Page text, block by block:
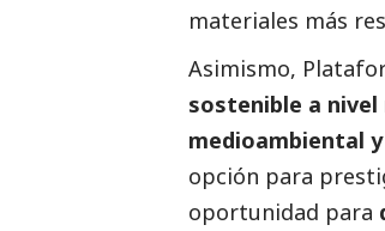
materiales más
Asimismo,
sostenible a
medioambiental
opción para
oportunidad para